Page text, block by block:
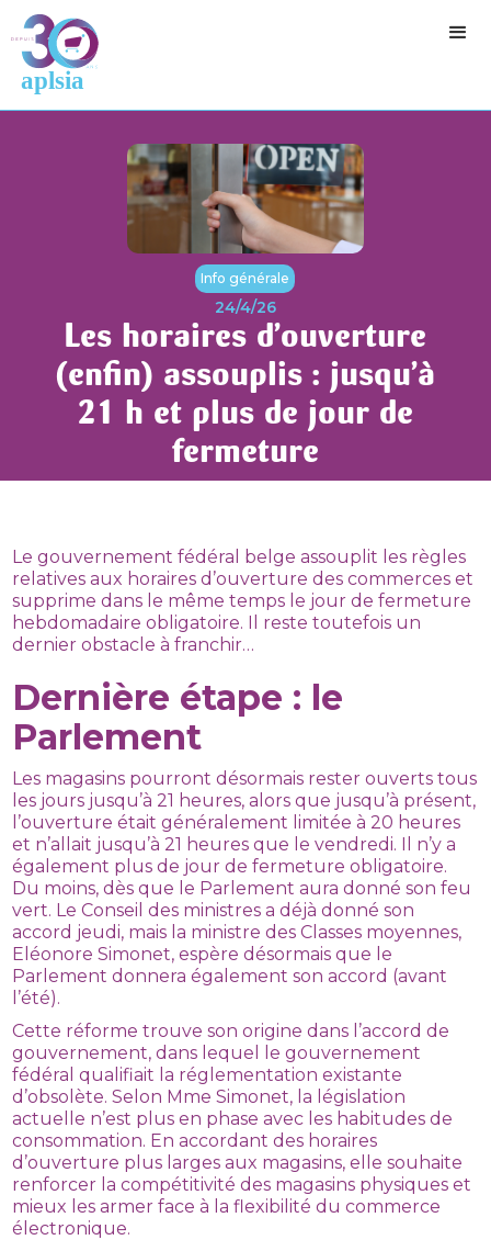
Info générale
24/4/26
Les horaires d’ouverture
(enfin) assouplis : jusqu’à
21 h et plus de jour de
fermeture
Le gouvernement fédéral belge assouplit les règles
relatives aux horaires d’ouverture des commerces et
supprime dans le même temps le jour de fermeture
hebdomadaire obligatoire. Il reste toutefois un
dernier obstacle à franchir…
Dernière étape : le
Parlement
Les magasins pourront désormais rester ouverts tous
les jours jusqu’à 21 heures, alors que jusqu’à présent,
l’ouverture était généralement limitée à 20 heures
et n’allait jusqu’à 21 heures que le vendredi. Il n’y a
également plus de jour de fermeture obligatoire.
Du moins, dès que le Parlement aura donné son feu
vert. Le Conseil des ministres a déjà donné son
accord jeudi, mais la ministre des Classes moyennes,
Eléonore Simonet, espère désormais que le
Parlement donnera également son accord (avant
l’été).
Cette réforme trouve son origine dans l’accord de
gouvernement, dans lequel le gouvernement
fédéral qualifiait la réglementation existante
d’obsolète. Selon Mme Simonet, la législation
actuelle n’est plus en phase avec les habitudes de
consommation. En accordant des horaires
d’ouverture plus larges aux magasins, elle souhaite
renforcer la compétitivité des magasins physiques et
mieux les armer face à la flexibilité du commerce
électronique.